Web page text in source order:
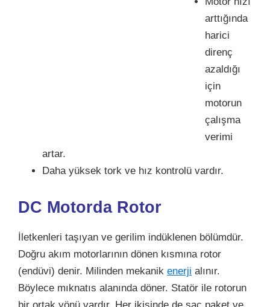
arttığında
harici
direnç
azaldığı
için
motorun
çalışma
verimi
artar.
Daha yüksek tork ve hız kontrolü vardır.
DC Motorda Rotor
İletkenleri taşıyan ve gerilim indüklenen bölümdür.
Doğru akım motorlarının dönen kısmına rotor
(endüvi) denir. Milinden mekanik enerji alınır.
Böylece mıknatıs alanında döner. Statör ile rotorun